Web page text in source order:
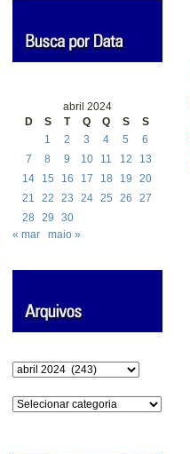
abril 2024
D
S T Q Q S
S
1
2 3 4 5
6
7
8 9 10 11 12
13
14
15 16 17 18 19
20
21
22 23 24 25 26
27
28
29
30
« mar
maio »
Arquivos
Categorias